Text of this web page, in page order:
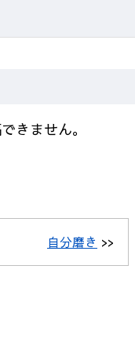
きません。
自分磨き >>